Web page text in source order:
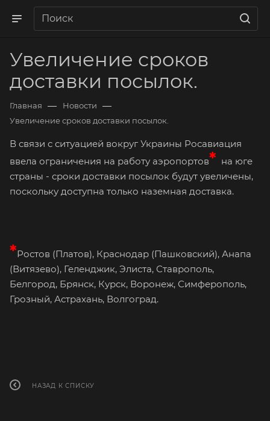
Увеличение сроков
доставки посылок.
Главная — Новости —
Увеличение сроков доставки посылок.
В связи с ситуацией вокруг Украины Росавиация
ввела ограничения на работу аэропортов* на юге
страны - сроки доставки посылок будут увеличены,
поскольку доступна только наземная доставка.
*Ростов (Платов), Краснодар (Пашковский), Анапа
(Витязево), Геленджик, Элиста, Ставрополь,
Белгород, Брянск, Курск, Воронеж, Симферополь,
Грозный, Астрахань, Волгоград.
НАЗАД К СПИСКУ